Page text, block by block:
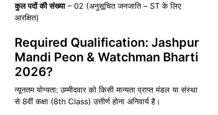
कुल पदों की संख्या– 02 (अनुसूचित जनजाति – ST के लिए
आरक्षित)
Required Qualification: Jashpur
Mandi Peon & Watchman Bharti
2026?
न्यूनतम योग्यता: उम्मीदवार को किसी मान्यता प्राप्त मंडल या संस्था
से 8वीं कक्षा (8th Class) उत्तीर्ण होना अनिवार्य है।